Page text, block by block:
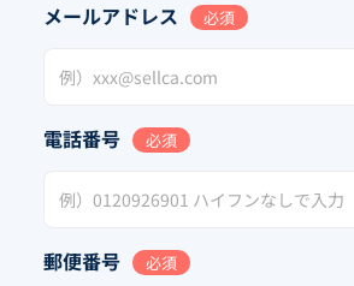
メールアドレス 必須
電話番号 必須
郵便番号 必須